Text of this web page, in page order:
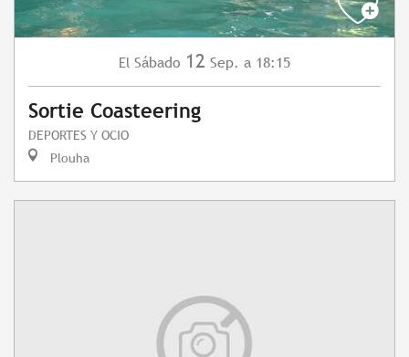
El Sábado 12 Sep. a 18:15
Sortie Coasteering
DEPORTES Y OCIO
Plouha